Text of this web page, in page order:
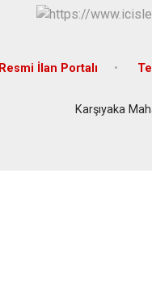
Resmi İlan Portalı
Karşıyaka